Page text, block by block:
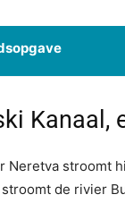
Kanaal,
Neretva stroomt
de rivier